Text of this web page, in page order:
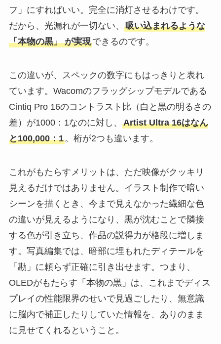
フ」にすればいい。完全に消灯させるわけです。
だから、光漏れが一切ない、 吸い込まれるような
「本物の黒」 が実現できるのです。
この違いが、スペックの数字にもはっきりと表れ
ています。Wacomのフラッグシップモデルである
Cintiq Pro 16のコントラスト比（白と黒の明るさの
差）が1000：1なのに対し、 Artist Ultra 16はなん
と100,000：1。桁が2つも違います。
これがもたらすメリットは、ただ映像がクッキリ
見えるだけではありません。イラスト制作で暗い
シーンを描くとき、今まで見えなかった繊細な色
の違いが見えるようになり、黒が沈むことで隣接
する色が引き立ち、作品の説得力が格段に増しま
す。写真編集では、暗部に埋もれたディテールを
「勘」に頼らず正確に引き出せます。つまり、
OLEDがもたらす「本物の黒」は、これまでディス
プレイの性能限界のせいで見過ごしたり、無意識
に脳内で補正したりしていた情報を、ありのまま
に見せてくれるということ。